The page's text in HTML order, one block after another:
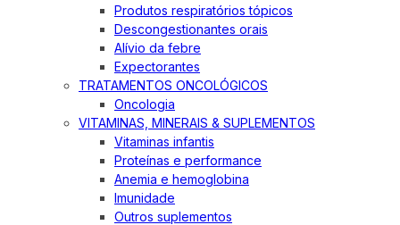
Produtos respiratórios tópicos
Descongestionantes orais
Alívio da febre
Expectorantes
TRATAMENTOS ONCOLÓGICOS
Oncologia
VITAMINAS, MINERAIS & SUPLEMENTOS
Vitaminas infantis
Proteínas e performance
Anemia e hemoglobina
Imunidade
Outros suplementos